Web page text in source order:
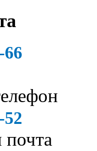
66
52
почта